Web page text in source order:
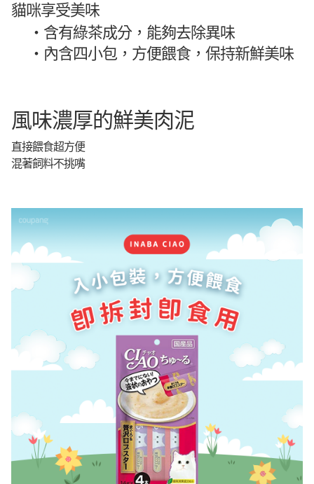
貓咪享受美味
・ 含有綠茶成分，能夠去除異味
・ 內含四小包，方便餵食，保持新鮮美味
風味濃厚的鮮美肉泥
直接餵食超方便
混著飼料不挑嘴